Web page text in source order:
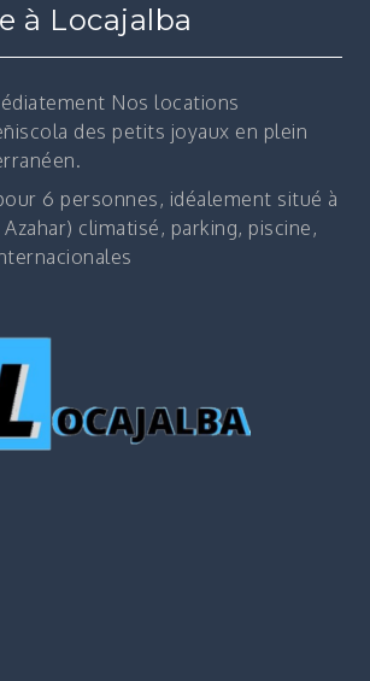
à Locajalba
Nos locations
des petits joyaux en plein
6 personnes, idéalement situé à
climatisé, parking, piscine,